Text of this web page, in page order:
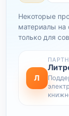
Некоторые
материалы на
только для
Л